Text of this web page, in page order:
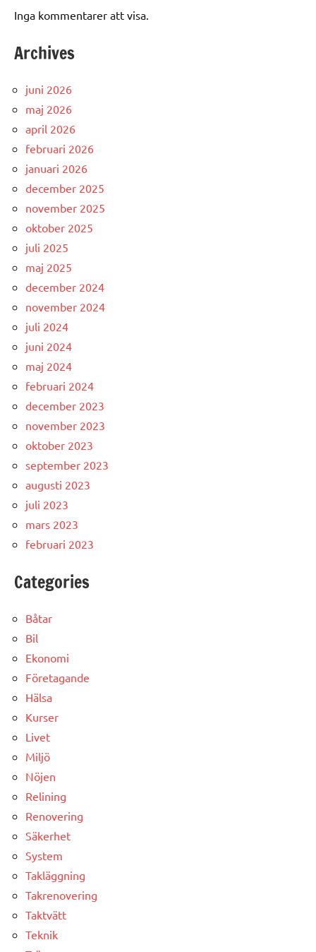
Inga kommentarer att visa.
Archives
juni 2026
maj 2026
april 2026
februari 2026
januari 2026
december 2025
november 2025
oktober 2025
juli 2025
maj 2025
december 2024
november 2024
juli 2024
juni 2024
maj 2024
februari 2024
december 2023
november 2023
oktober 2023
september 2023
augusti 2023
juli 2023
mars 2023
februari 2023
Categories
Båtar
Bil
Ekonomi
Företagande
Hälsa
Kurser
Livet
Miljö
Nöjen
Relining
Renovering
Säkerhet
System
Takläggning
Takrenovering
Taktvätt
Teknik